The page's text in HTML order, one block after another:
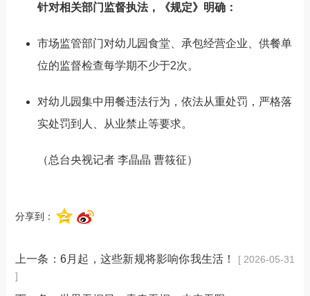
针对相关部门监督执法， 《规定》明确：
市场监管部门对幼儿园食堂、承包经营企业、供餐单
位的监督检查每学期不少于2次。
对幼儿园集中用餐违法行为，依法从重处罚，严格落
实处罚到人、从业禁止等要求。
（总台央视记者 李晶晶 曹筱征）
分享到：
上一条： 6月起，这些新规将影响你我生活！
[ 2026-05-31
]